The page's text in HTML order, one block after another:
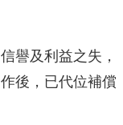
譽及利益之失，
後，已代位補償